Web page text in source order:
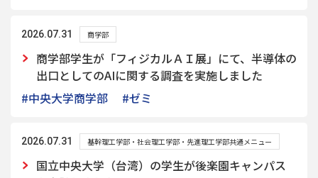
2026.07.31 商学部
商学部学生が「フィジカルＡＩ展」にて、半導体の
出口としてのAIに関する調査を実施しました
#中央大学商学部
#ゼミ
2026.07.31 基幹理工学部・社会理工学部・先進理工学部共通メニュー
国立中央大学（台湾）の学生が後楽園キャンパス